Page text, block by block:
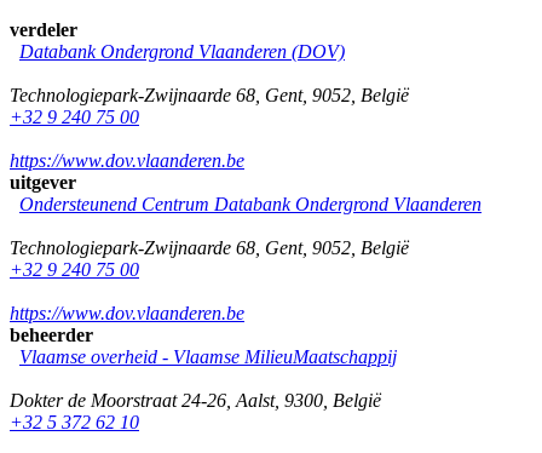
verdeler
Databank Ondergrond Vlaanderen (DOV)
Technologiepark-Zwijnaarde 68 Gent, 9052 België
+32 9 240 75 00
https://www.dov.vlaanderen.be
uitgever
Ondersteunend Centrum Databank Ondergrond Vlaanderen
Technologiepark-Zwijnaarde 68 Gent, 9052 België
+32 9 240 75 00
https://www.dov.vlaanderen.be
beheerder
Vlaamse overheid - Vlaamse MilieuMaatschappij
Dokter de Moorstraat 24-26 Aalst, 9300 België
+32 5 372 62 10